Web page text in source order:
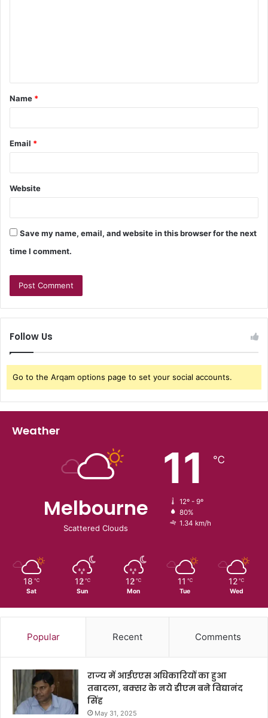
Name *
Email *
Website
Save my name, email, and website in this browser for the next
time I comment.
Follow Us
Go to the Arqam options page to set your social accounts.
Weather
Melbourne
Scattered Clouds
11 ℃
12º - 9º
80%
1.34 km/h
18 ℃
Sat
12 ℃
Sun
12 ℃
Mon
11 ℃
Tue
12 ℃
Wed
Popular Recent Comments
राज्य में आईएएस अधिकारियों का हुआ
तबादला, बक्सर के नये डीएम बने विद्यानंद
सिंह
May 31, 2025